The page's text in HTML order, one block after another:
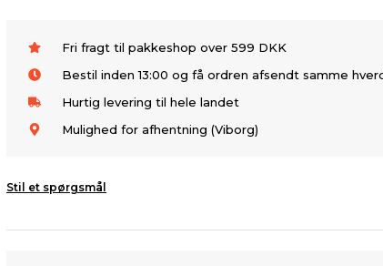
Fri fragt til pakkeshop over 599 DKK
Bestil inden 13:00 og få ordren afsendt samme
Hurtig levering til hele landet
Mulighed for afhentning (Viborg)
Stil et spørgsmål